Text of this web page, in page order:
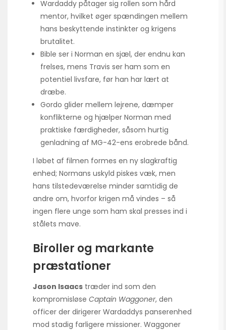
Wardaddy påtager sig rollen som hård
mentor, hvilket øger spændingen mellem
hans beskyttende instinkter og krigens
brutalitet.
Bible ser i Norman en sjæl, der endnu kan
frelses, mens Travis ser ham som en
potentiel livsfare, før han har lært at
dræbe.
Gordo glider mellem lejrene, dæmper
konflikterne og hjælper Norman med
praktiske færdigheder, såsom hurtig
genladning af MG-42-ens erobrede bånd.
I løbet af filmen formes en ny slagkraftig
enhed; Normans uskyld piskes væk, men
hans tilstedeværelse minder samtidig de
andre om, hvorfor krigen må vindes – så
ingen flere unge som ham skal presses ind i
stålets mave.
Biroller og markante
præstationer
Jason Isaacs træder ind som den
kompromisløse Captain Waggoner, den
officer der dirigerer Wardaddys panserenhed
mod stadig farligere missioner. Waggoner